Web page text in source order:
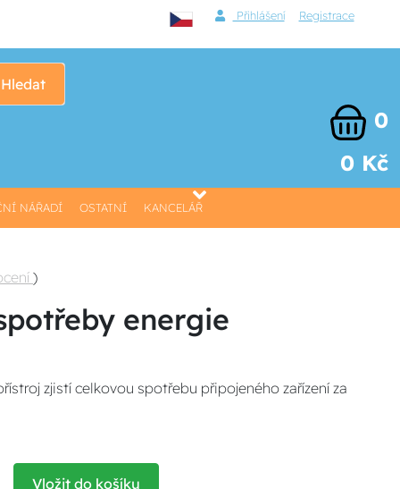
Přihlášení Registrace
Hledat
0
0 Kč
NÁŘADÍ OSTATNÍ KANCELÁŘ
)
energie
zjistí celkovou spotřebu připojeného zařízení za
Vložit do košíku